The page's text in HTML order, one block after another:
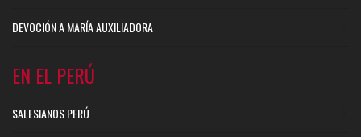
DEVOCIÓN A MARÍA AUXILIADORA
EN EL PERÚ
SALESIANOS PERÚ